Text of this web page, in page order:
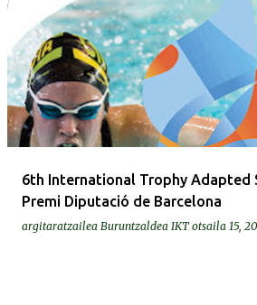
6th International Trophy Adapted
Premi Diputació de Barcelona
argitaratzailea Buruntzaldea IKT otsaila 15,